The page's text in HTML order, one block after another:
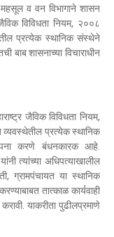
महसूल व वन विभागाने शासन
विविधता नियम, २००८
प्रत्येक स्थानिक संस्थेने
बाब शासनाच्या विचाराधीन
जैविक विविधता नियम,
प्रत्येक स्थानिक
करणे बंधनकारक आहे.
त्यांच्या अधिपत्याखालील
ग्रामपंचायत या स्थानिक
तात्काळ कार्यवाही
याकरीता पुढीलप्रमाणे